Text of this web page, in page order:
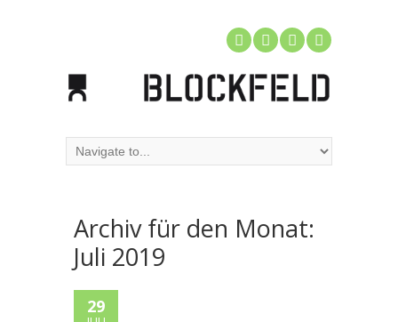
Archiv für den Monat:
Juli 2019
29